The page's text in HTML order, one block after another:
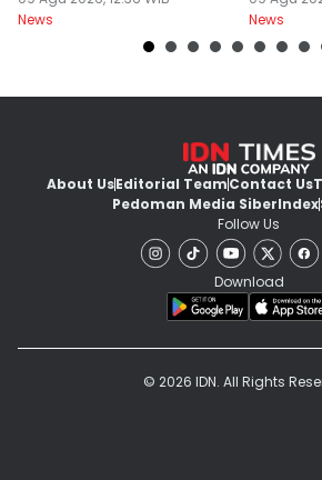
News
News
About UsEditorial TeamContact Us
Pedoman Media SiberIndex
Follow Us
Download
© 2026 IDN. All Rights